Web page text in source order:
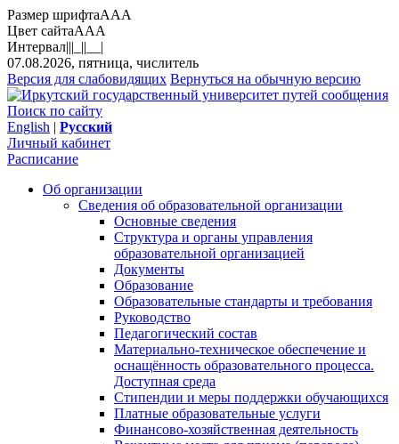
Размер шрифтаAAA
Цвет сайтаAAA
Интервал|||_||__|
07.08.2026, пятница, числитель
Версия для слабовидящих Вернуться на обычную версию
Поиск по сайту
English | Русский
Личный кабинет
Расписание
Об организации
Сведения об образовательной организации
Основные сведения
Структура и органы управления
образовательной организацией
Документы
Образование
Образовательные стандарты и требования
Руководство
Педагогический состав
Материально-техническое обеспечение и
оснащённость образовательного процесса.
Доступная среда
Стипендии и меры поддержки обучающихся
Платные образовательные услуги
Финансово-хозяйственная деятельность